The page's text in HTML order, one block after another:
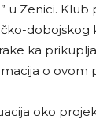
u Zenici. Klub
dobojskog
ka
o ovom
oko